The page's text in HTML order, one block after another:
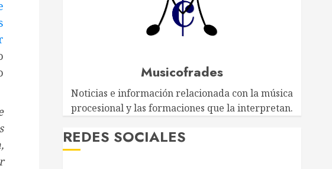
Musicofrades
Noticias e información relacionada con la música
procesional y las formaciones que la interpretan.
REDES SOCIALES